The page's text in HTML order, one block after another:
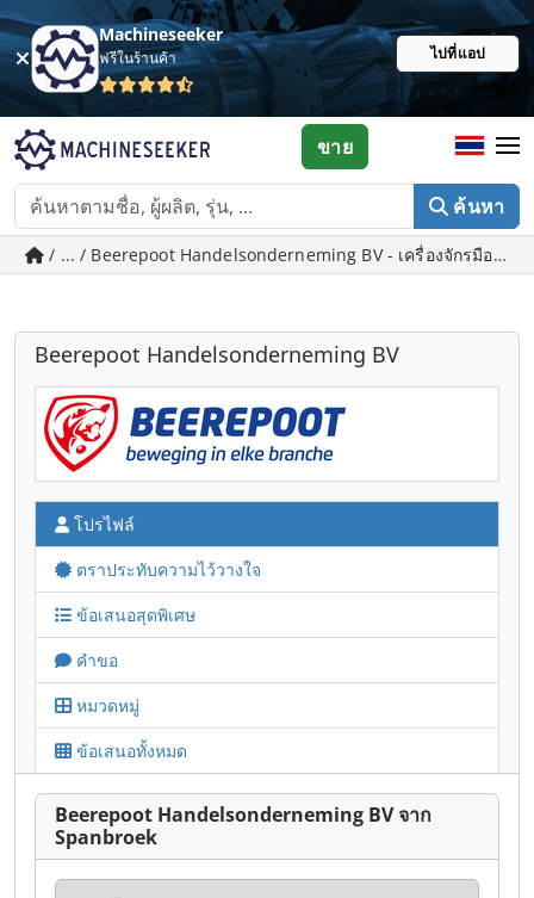
Machineseeker
ฟรีในร้านค้า ไปที่แอป
ค้นหา
ขาย
/ ... / Beerepoot Handelsonderneming BV - เครื่องจักรมือสอง
Beerepoot Handelsonderneming BV
โปรไฟล์
ตราประทับความไว้วางใจ
ข้อเสนอสุดพิเศษ
คำขอ
หมวดหมู่
ข้อเสนอทั้งหมด
Beerepoot Handelsonderneming BV จาก
Spanbroek